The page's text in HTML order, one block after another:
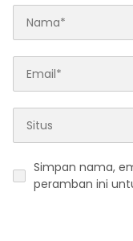
Simpan nama,
peramban ini